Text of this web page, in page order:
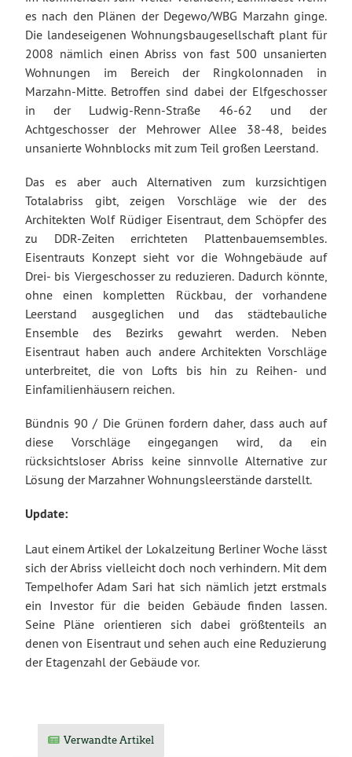
es nach den Plänen der Degewo/WBG Marzahn ginge.
Die landeseigenen Wohnungsbaugesellschaft plant für
2008 nämlich einen Abriss von fast 500 unsanierten
Wohnungen im Bereich der Ringkolonnaden in
Marzahn-Mitte. Betroffen sind dabei der Elfgeschosser
in der Ludwig-Renn-Straße 46-62 und der
Achtgeschosser der Mehrower Allee 38-48, beides
unsanierte Wohnblocks mit zum Teil großen Leerstand.
Das es aber auch Alternativen zum kurzsichtigen
Totalabriss gibt, zeigen Vorschläge wie der des
Architekten Wolf Rüdiger Eisentraut, dem Schöpfer des
zu DDR-Zeiten errichteten Plattenbauemsembles.
Eisentrauts Konzept sieht vor die Wohngebäude auf
Drei- bis Viergeschosser zu reduzieren. Dadurch könnte,
ohne einen kompletten Rückbau, der vorhandene
Leerstand ausgeglichen und das städtebauliche
Ensemble des Bezirks gewahrt werden. Neben
Eisentraut haben auch andere Architekten Vorschläge
unterbreitet, die von Lofts bis hin zu Reihen- und
Einfamilienhäusern reichen.
Bündnis 90 / Die Grünen fordern daher, dass auch auf
diese Vorschläge eingegangen wird, da ein
rücksichtsloser Abriss keine sinnvolle Alternative zur
Lösung der Marzahner Wohnungsleerstände darstellt.
Update:
Laut einem Artikel der Lokalzeitung Berliner Woche lässt
sich der Abriss vielleicht doch noch verhindern. Mit dem
Tempelhofer Adam Sari hat sich nämlich jetzt erstmals
ein Investor für die beiden Gebäude finden lassen.
Seine Pläne orientieren sich dabei größtenteils an
denen von Eisentraut und sehen auch eine Reduzierung
der Etagenzahl der Gebäude vor.
Verwandte Artikel